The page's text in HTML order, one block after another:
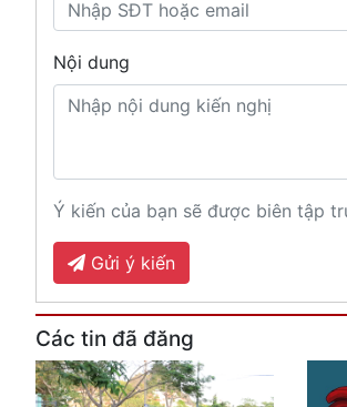
Nội dung
Ý kiến của bạn sẽ được biên tập
Gửi ý kiến
Các tin đã đăng